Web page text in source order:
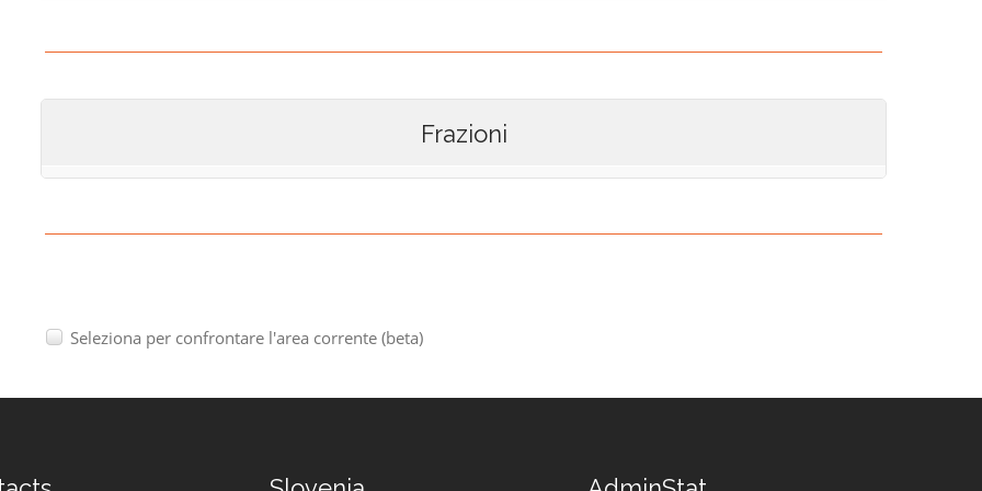
Frazioni
Seleziona per confrontare l'area corrente (beta)